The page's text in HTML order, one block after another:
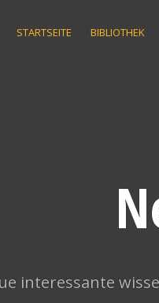
STARTSEITE BIBLIOTHEK
interessante